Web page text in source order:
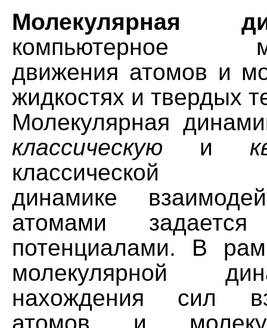
Молекулярная
компьютерное
движения атомов и
жидкостях и твердых
Молекулярная
классическую и
классической
динамике
атомами
потенциалами. В
молекулярной
нахождения сил